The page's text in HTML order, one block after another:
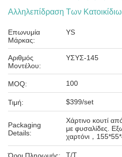
Αλληλεπίδραση Των
Επωνυμία
Μάρκας:
YS
Αριθμός
Μοντέλου:
ΥΣΥΣ-145
MOQ: 100
Τιμή: $399/set
Packaging
Details:
Χάρτινο κουτί
με φυσαλίδες.
χαρτόνι，
T/T